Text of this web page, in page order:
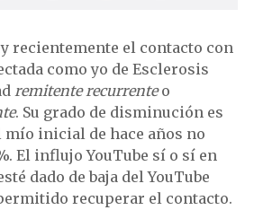
recientemente el contacto con
como yo de Esclerosis
remitente recurrenteo
. Su grado de disminución es
inicial de hace años no
El influjo YouTube sí o sí en
dado de baja del YouTube
recuperar el contacto.